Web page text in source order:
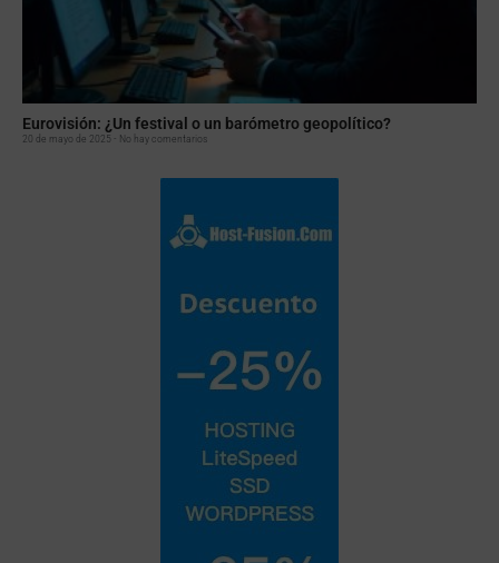
Eurovisión: ¿Un festival o un barómetro geopolítico?
20 de mayo de 2025 No hay comentarios